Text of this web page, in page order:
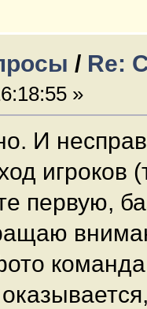
/ Re:
»
И
игроков
первую,